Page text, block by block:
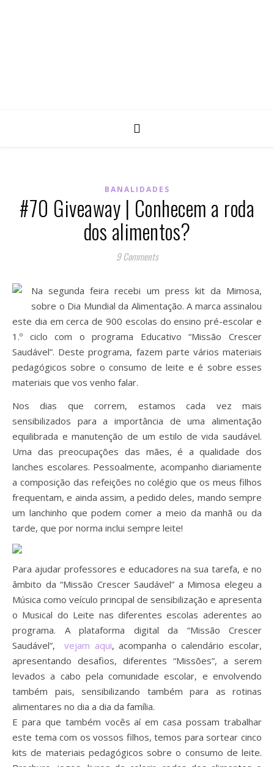
BANALIDADES
#70 Giveaway | Conhecem a roda
dos alimentos?
9 Comments
Na segunda feira recebi um press kit da Mimosa,
sobre o Dia Mundial da Alimentação. A marca assinalou
este dia em cerca de 900 escolas do ensino pré-escolar e
1.º ciclo com o programa Educativo “Missão Crescer
Saudável”. Deste programa, fazem parte vários materiais
pedagógicos sobre o consumo de leite e é sobre esses
materiais que vos venho falar.
Nos dias que correm, estamos cada vez mais
sensibilizados para a importância de uma alimentação
equilibrada e manutenção de um estilo de vida saudável.
Uma das preocupações das mães, é a qualidade dos
lanches escolares. Pessoalmente, acompanho diariamente
a composição das refeições no colégio que os meus filhos
frequentam, e ainda assim, a pedido deles, mando sempre
um lanchinho que podem comer a meio da manhã ou da
tarde, que por norma inclui sempre leite!
Para ajudar professores e educadores na sua tarefa, e no
âmbito da “Missão Crescer Saudável” a Mimosa elegeu a
Música como veículo principal de sensibilização e apresenta
o Musical do Leite nas diferentes escolas aderentes ao
programa. A plataforma digital da “Missão Crescer
Saudável”,vejam aqui, acompanha o calendário escolar,
apresentando desafios, diferentes “Missões”, a serem
levados a cabo pela comunidade escolar, e envolvendo
também pais, sensibilizando também para as rotinas
alimentares no dia a dia da família.
E para que também vocês aí em casa possam trabalhar
este tema com os vossos filhos, temos para sortear cinco
kits de materiais pedagógicos sobre o consumo de leite.